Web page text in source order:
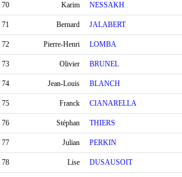
70 Karim NESSAKH
71 Bernard JALABERT
72 Pierre-Henri LOMBA
73 Olivier BRUNEL
74 Jean-Louis BLANCH
75 Franck CIANARELLA
76 Stéphan THIERS
77 Julian PERKIN
78 Lise DUSAUSOIT